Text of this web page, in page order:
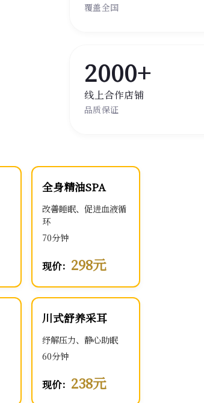
覆盖全国
2000+
线上合作店铺
品质保证
全身精油SPA
改善睡眠、促进血液循
环
70分钟
现价： 298元
川式舒养采耳
纾解压力、静心助眠
60分钟
现价： 238元